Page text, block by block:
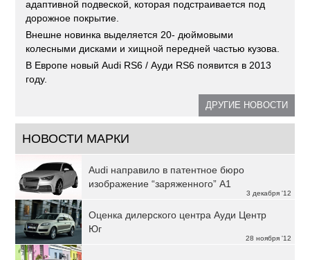
адаптивной подвеской, которая подстраивается под
дорожное покрытие.
Внешне новинка выделяется 20- дюймовыми
колесными дисками и хищной передней частью кузова.
В Европе новый Audi RS6 / Ауди RS6 появится в 2013
году.
ДРУГИЕ НОВОСТИ
НОВОСТИ МАРКИ
3 декабря '12
Audi направило в патентное бюро
изображение “заряженного” A1
28 ноября '12
Оценка дилерского центра Ауди Центр
Юг